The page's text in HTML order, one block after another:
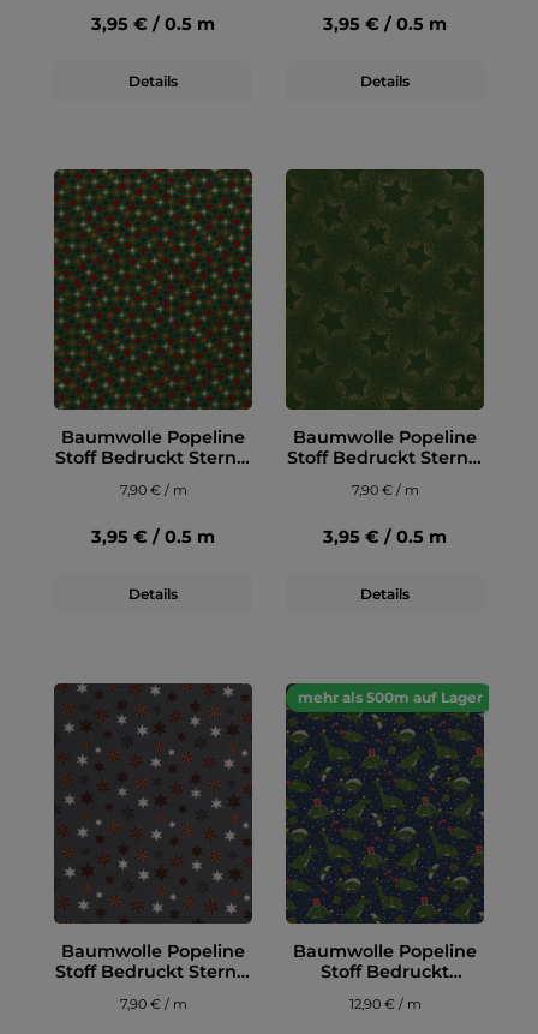
3,95 € / 0.5 m
Details
3,95 € / 0.5 m
Details
Baumwolle Popeline
Stoff Bedruckt Sterne,
grün
7,90 € / m
3,95 € / 0.5 m
Details
Baumwolle Popeline
Stoff Bedruckt Sterne,
grün
7,90 € / m
3,95 € / 0.5 m
Details
Baumwolle Popeline
Stoff Bedruckt Sterne,
mint
7,90 € / m
mehr als 500m auf Lager
Baumwolle Popeline
Stoff Bedruckt
Weihnachten
Dinosaurier, marine
12,90 € / m